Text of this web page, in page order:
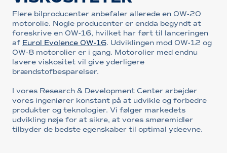
Flere bilproducenter anbefaler allerede en 0W-20
motorolie. Nogle producenter er endda begyndt at
foreskrive en 0W-16, hvilket har ført til lanceringen
af Eurol Evolence 0W-16. Udviklingen mod 0W-12 og
0W-8 motorolier er i gang. Motorolier med endnu
lavere viskositet vil give yderligere
brændstofbesparelser.
I vores Research & Development Center arbejder
vores ingeniører konstant på at udvikle og forbedre
produkter og teknologier. Vi følger markedets
udvikling nøje for at sikre, at vores smøremidler
tilbyder de bedste egenskaber til optimal ydeevne.